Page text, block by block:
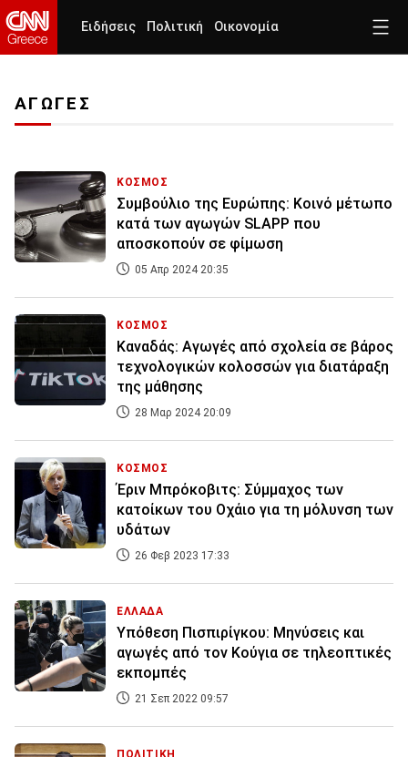
Ειδήσεις Πολιτική Οικονομία
ΑΓΩΓΕΣ
ΚΟΣΜΟΣ
Συμβούλιο της Ευρώπης: Koινό μέτωπο
κατά των αγωγών SLAPP που
αποσκοπούν σε φίμωση
05 Απρ 2024 20:35
ΚΟΣΜΟΣ
Καναδάς: Αγωγές από σχολεία σε βάρος
τεχνολογικών κολοσσών για διατάραξη
της μάθησης
28 Μαρ 2024 20:09
ΚΟΣΜΟΣ
Έριν Μπρόκοβιτς: Σύμμαχος των
κατοίκων του Οχάιο για τη μόλυνση των
υδάτων
26 Φεβ 2023 17:33
ΕΛΛΑΔΑ
Υπόθεση Πισπιρίγκου: Μηνύσεις και
αγωγές από τον Κούγια σε τηλεοπτικές
εκπομπές
21 Σεπ 2022 09:57
ΠΟΛΙΤΙΚΗ